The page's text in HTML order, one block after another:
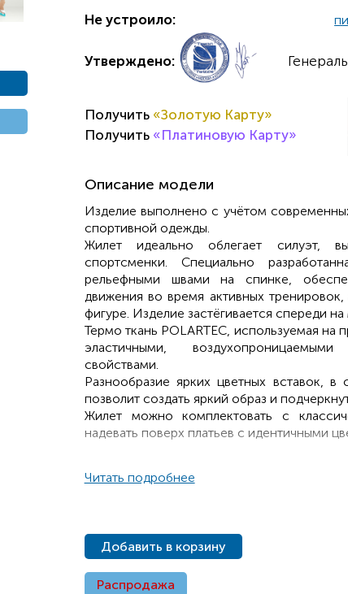
Не устроило:
Утверждено:
Получить «Золотую Карту»
Получить «Платиновую Карту»
Описание модели
Изделие выполнено с учётом
спортивной одежды.
Жилет идеально облегает силуэт,
спортсменки. Специально
рельефными швами на спинке,
движения во время активных
фигуре. Изделие застёгивается спереди
Термо ткань POLARTEC, используемая на
эластичными,
свойствами.
Разнообразие ярких цветных вставок,
позволит создать яркий образ и
Жилет можно комплектовать с
надевать поверх платьев с идентичными
Читать подробнее
Добавить в корзину
Распродажа